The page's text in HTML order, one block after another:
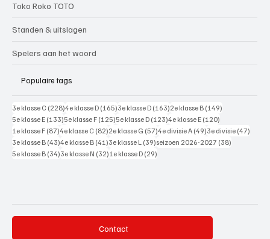
Toko Roko TOTO
Standen & uitslagen
Spelers aan het woord
Populaire tags
3e klasse C (228)228 posts
4e klasse D (165)165 posts
3e klasse D (163)163 posts
2e klasse B (149)
5e klasse E (133)133 posts
5e klasse F (125)125 posts
5e klasse D (123)123 posts
4e klasse E (120)
1e klasse F (87)87 posts
4e klasse C (82)82 posts
2e klasse G (57)57 posts
4e divisie A (49)49 posts
3e divisie (47)
3e klasse B (43)43 posts
4e klasse B (41)41 posts
3e klasse L (39)39 posts
seizoen 2026-2027 (38)
5e klasse B (34)34 posts
3e klasse N (32)32 posts
1e klasse D (29)
Contact